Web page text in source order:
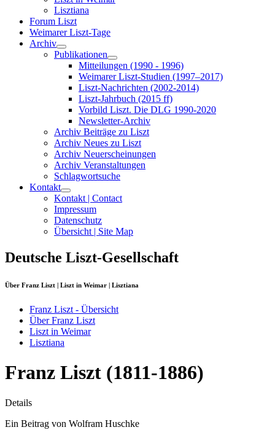
Lisztiana
Forum Liszt
Weimarer Liszt-Tage
Archiv
Publikationen
Mitteilungen (1990 - 1996)
Weimarer Liszt-Studien (1997–2017)
Liszt-Nachrichten (2002-2014)
Liszt-Jahrbuch (2015 ff)
Vorbild Liszt. Die DLG 1990-2020
Newsletter-Archiv
Archiv Beiträge zu Liszt
Archiv Neues zu Liszt
Archiv Neuerscheinungen
Archiv Veranstaltungen
Schlagwortsuche
Kontakt
Kontakt | Contact
Impressum
Datenschutz
Übersicht | Site Map
Deutsche Liszt-Gesellschaft
Über Franz Liszt | Liszt in Weimar | Lisztiana
Franz Liszt - Übersicht
Über Franz Liszt
Liszt in Weimar
Lisztiana
Franz Liszt (1811-1886)
Details
Ein Beitrag von Wolfram Huschke